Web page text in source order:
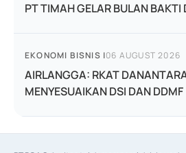
PT TIMAH GELAR BULAN BAKTI
EKONOMI BISNIS |06 AUGUST 2026
AIRLANGGA: RKAT
MENYESUAIKAN DSI DAN DDMF